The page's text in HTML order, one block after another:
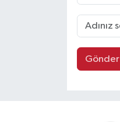
Gönder